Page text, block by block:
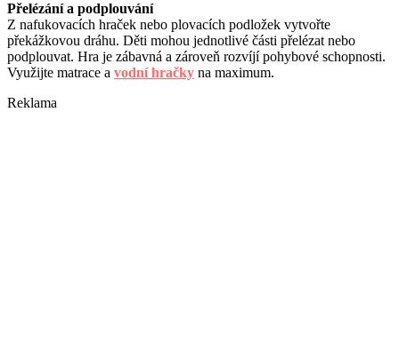
Přelézání a podplouvání
Z nafukovacích hraček nebo plovacích podložek vytvořte
překážkovou dráhu. Děti mohou jednotlivé části přelézat nebo
podplouvat. Hra je zábavná a zároveň rozvíjí pohybové schopnosti.
Využijte matrace a vodní hračky na maximum.
Reklama